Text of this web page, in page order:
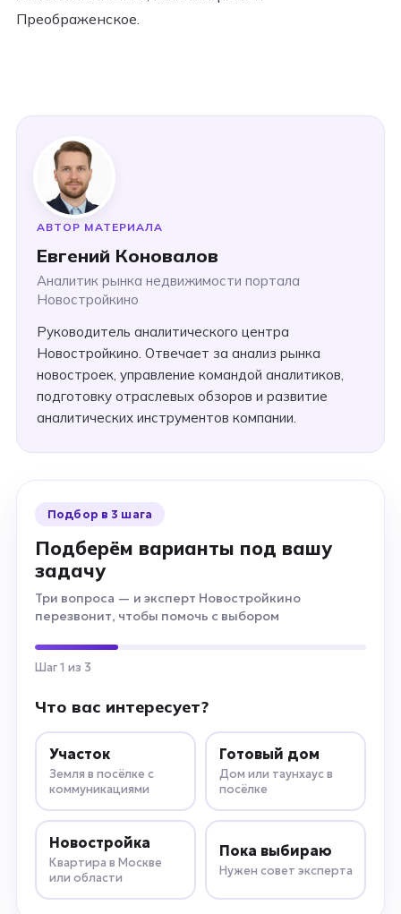
Преображенское.
АВТОР МАТЕРИАЛА
Евгений Коновалов
Аналитик рынка недвижимости портала
Новостройкино
Руководитель аналитического центра
Новостройкино. Отвечает за анализ рынка
новостроек, управление командой аналитиков,
подготовку отраслевых обзоров и развитие
аналитических инструментов компании.
Подбор в 3 шага
Подберём варианты под вашу
задачу
Три вопроса — и эксперт Новостройкино
перезвонит, чтобы помочь с выбором
Шаг 1 из 3
Что вас интересует?
Участок
Земля в посёлке с
коммуникациями
Готовый дом
Дом или таунхаус в
посёлке
Новостройка
Квартира в Москве
или области
Пока выбираю
Нужен совет эксперта